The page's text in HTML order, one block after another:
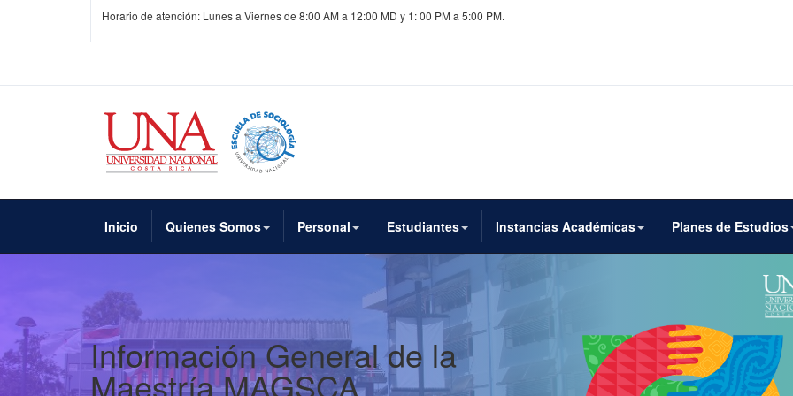
Horario de atención: Lunes a Viernes de 8:00 AM a 12:00 MD y 1: 00 PM a 5:00 PM.
Inicio Quienes Somos Personal Estudiantes Instancias Académicas Planes de Estudios
Información General de la
Maestría MAGSCA